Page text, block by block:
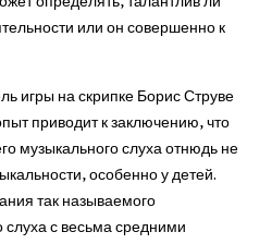
или он совершенно к
игры на скрипке Борис Струве
приводит к заключению, что
музыкального слуха отнюдь не
особенно у детей.
так называемого
слуха с весьма средними